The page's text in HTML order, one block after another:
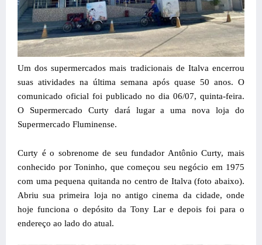
Um dos supermercados mais tradicionais de Italva encerrou
suas atividades na última semana após quase 50 anos. O
comunicado oficial foi publicado no dia 06/07, quinta-feira.
O Supermercado Curty dará lugar a uma nova loja do
Supermercado Fluminense.
Curty é o sobrenome de seu fundador Antônio Curty, mais
conhecido por Toninho, que começou seu negócio em 1975
com uma pequena quitanda no centro de Italva (foto abaixo).
Abriu sua primeira loja no antigo cinema da cidade, onde
hoje funciona o depósito da Tony Lar e depois foi para o
endereço ao lado do atual.